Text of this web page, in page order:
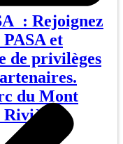
: Rejoignez
et
de privilèges
du Mont